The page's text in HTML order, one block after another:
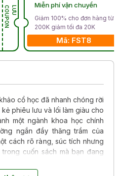
L
Ư
U
C
O
U
P
O
N
Miễn phí vận chuyển
Giảm 100% cho đơn hàng từ
200K giảm tối đa 20K
Mã: FST8
cổ học đã nhanh chóng rời
phiêu lưu và lối làm giàu cho
một ngành khoa học chính
ngắn đầy thăng trầm của
cách rõ ràng, súc tích nhưng
cuốn sách mà bạn đang